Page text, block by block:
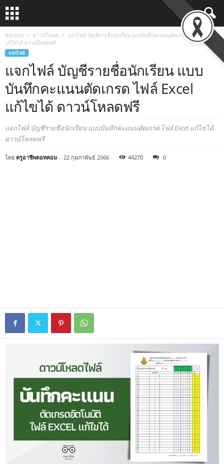
หน้าแรก ดาวน์โหลด
แจกไฟล์ บัญชีรายชื่อนักเรียน แบบบันทึกคะแนนตัดเกรด ไฟล์ Excel
แก้ไขได้ ดาวน์โหลดฟรี
แจกไฟล์
แจกไฟล์ บัญชีรายชื่อนักเรียน แบบ
บันทึกคะแนนตัดเกรด ไฟล์ Excel
แก้ไขได้ ดาวน์โหลดฟรี
แจกไฟล์ บัญชีรายชื่อนักเรียน แบบบันทึกคะแนนตัดเกรด ไฟล์ Excel แก้ไขได้
ดาวน์โหลดฟรี
โดย ครูอาชีพดอทคอม - 22 กุมภาพันธ์ 2566 44270 0